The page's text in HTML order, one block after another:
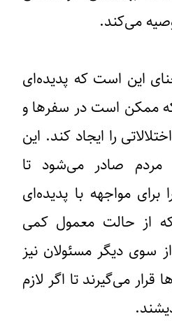
می‌کند.
این است که پدیده‌ای
ممکن است در سفرها و
را ایجاد کند. این
مردم صادر می‌شود تا
برای مواجهه با پدیده‌ای
از حالت معمول کمی
سوی دیگر مسئولان نیز
می‌گیرند تا اگر لازم